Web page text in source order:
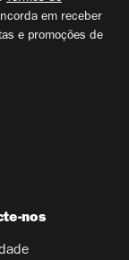
em receber
e promoções de
nos